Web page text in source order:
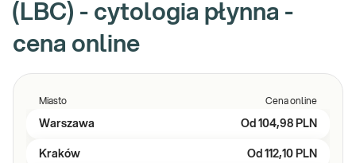
(LBC) - cytologia płynna -
cena online
Miasto Cena online
Warszawa Od 104,98 PLN
Kraków Od 112,10 PLN